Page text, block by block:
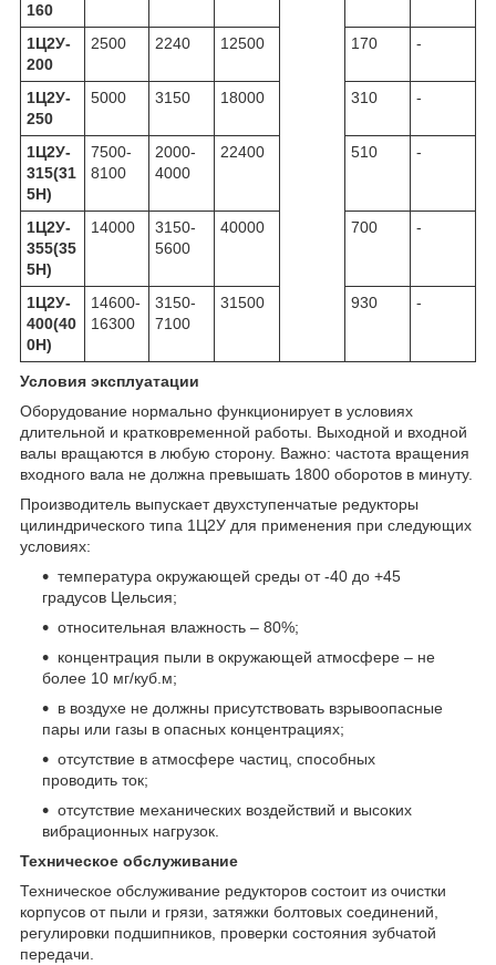
160
1Ц2У-
200
2500 2240 12500 170 -
1Ц2У-
250
5000 3150 18000 310 -
1Ц2У-
315(31
5Н)
7500-
8100
2000-
4000
22400 510 -
1Ц2У-
355(35
5Н)
14000
3150-
5600
40000 700 -
1Ц2У-
400(40
0Н)
14600-
16300
3150-
7100
31500 930 -
Условия эксплуатации
Оборудование нормально функционирует в условиях
длительной и кратковременной работы. Выходной и входной
валы вращаются в любую сторону. Важно: частота вращения
входного вала не должна превышать 1800 оборотов в минуту.
Производитель выпускает двухступенчатые редукторы
цилиндрического типа 1Ц2У для применения при следующих
условиях:
температура окружающей среды от -40 до +45
градусов Цельсия;
относительная влажность – 80%;
концентрация пыли в окружающей атмосфере – не
более 10 мг/куб.м;
в воздухе не должны присутствовать взрывоопасные
пары или газы в опасных концентрациях;
отсутствие в атмосфере частиц, способных
проводить ток;
отсутствие механических воздействий и высоких
вибрационных нагрузок.
Техническое обслуживание
Техническое обслуживание редукторов состоит из очистки
корпусов от пыли и грязи, затяжки болтовых соединений,
регулировки подшипников, проверки состояния зубчатой
передачи.